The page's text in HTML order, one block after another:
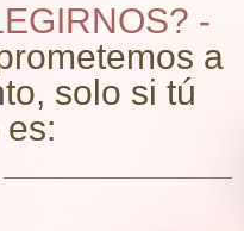
-
a
solo si tú